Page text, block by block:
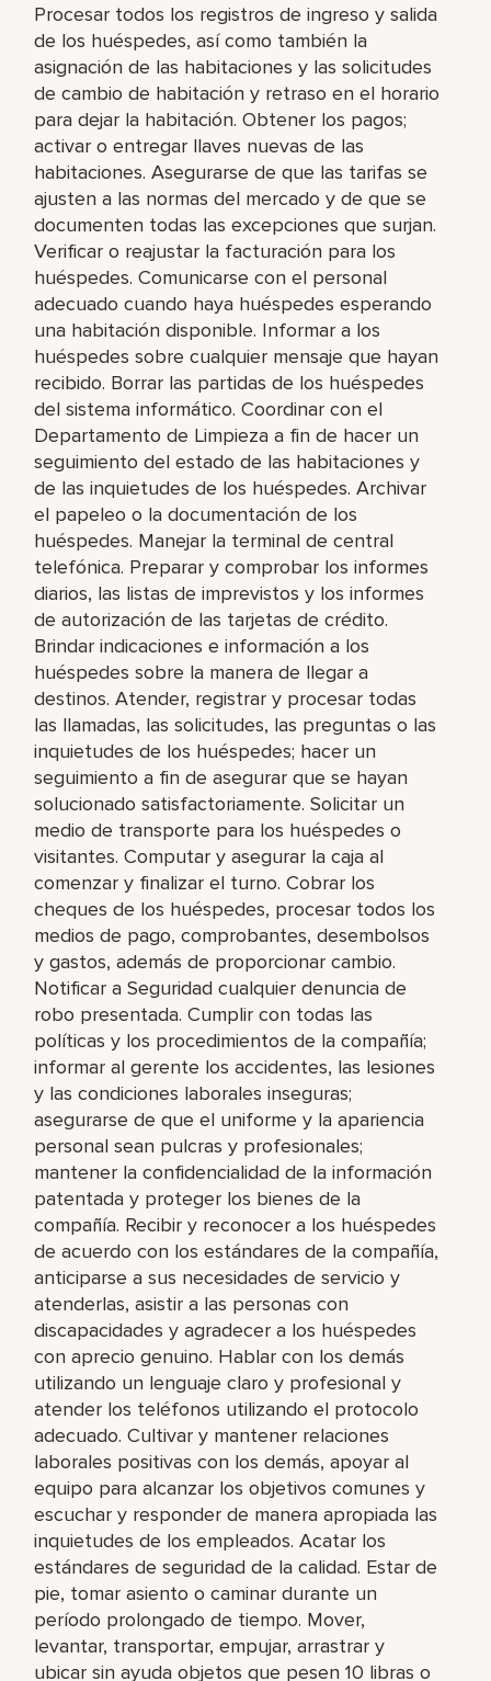
Procesar todos los registros de ingreso y salida
de los huéspedes, así como también la
asignación de las habitaciones y las solicitudes
de cambio de habitación y retraso en el horario
para dejar la habitación. Obtener los pagos;
activar o entregar llaves nuevas de las
habitaciones. Asegurarse de que las tarifas se
ajusten a las normas del mercado y de que se
documenten todas las excepciones que surjan.
Verificar o reajustar la facturación para los
huéspedes. Comunicarse con el personal
adecuado cuando haya huéspedes esperando
una habitación disponible. Informar a los
huéspedes sobre cualquier mensaje que hayan
recibido. Borrar las partidas de los huéspedes
del sistema informático. Coordinar con el
Departamento de Limpieza a fin de hacer un
seguimiento del estado de las habitaciones y
de las inquietudes de los huéspedes. Archivar
el papeleo o la documentación de los
huéspedes. Manejar la terminal de central
telefónica. Preparar y comprobar los informes
diarios, las listas de imprevistos y los informes
de autorización de las tarjetas de crédito.
Brindar indicaciones e información a los
huéspedes sobre la manera de llegar a
destinos. Atender, registrar y procesar todas
las llamadas, las solicitudes, las preguntas o las
inquietudes de los huéspedes; hacer un
seguimiento a fin de asegurar que se hayan
solucionado satisfactoriamente. Solicitar un
medio de transporte para los huéspedes o
visitantes. Computar y asegurar la caja al
comenzar y finalizar el turno. Cobrar los
cheques de los huéspedes, procesar todos los
medios de pago, comprobantes, desembolsos
y gastos, además de proporcionar cambio.
Notificar a Seguridad cualquier denuncia de
robo presentada. Cumplir con todas las
políticas y los procedimientos de la compañía;
informar al gerente los accidentes, las lesiones
y las condiciones laborales inseguras;
asegurarse de que el uniforme y la apariencia
personal sean pulcras y profesionales;
mantener la confidencialidad de la información
patentada y proteger los bienes de la
compañía. Recibir y reconocer a los huéspedes
de acuerdo con los estándares de la compañía,
anticiparse a sus necesidades de servicio y
atenderlas, asistir a las personas con
discapacidades y agradecer a los huéspedes
con aprecio genuino. Hablar con los demás
utilizando un lenguaje claro y profesional y
atender los teléfonos utilizando el protocolo
adecuado. Cultivar y mantener relaciones
laborales positivas con los demás, apoyar al
equipo para alcanzar los objetivos comunes y
escuchar y responder de manera apropiada las
inquietudes de los empleados. Acatar los
estándares de seguridad de la calidad. Estar de
pie, tomar asiento o caminar durante un
período prolongado de tiempo. Mover,
levantar, transportar, empujar, arrastrar y
ubicar sin ayuda objetos que pesen 10 libras o